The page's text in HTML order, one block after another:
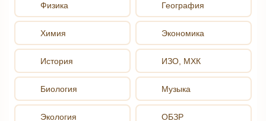
Физика
Химия
История
Биология
Экология
География
Экономика
ИЗО, МХК
Музыка
ОБЗР